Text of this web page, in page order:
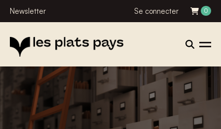
Newsletter Se connecter 0